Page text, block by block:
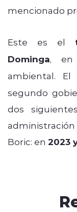
mencionado
Este es el
Dominga, en
ambiental.
segundo
dos
Boric: en 2023